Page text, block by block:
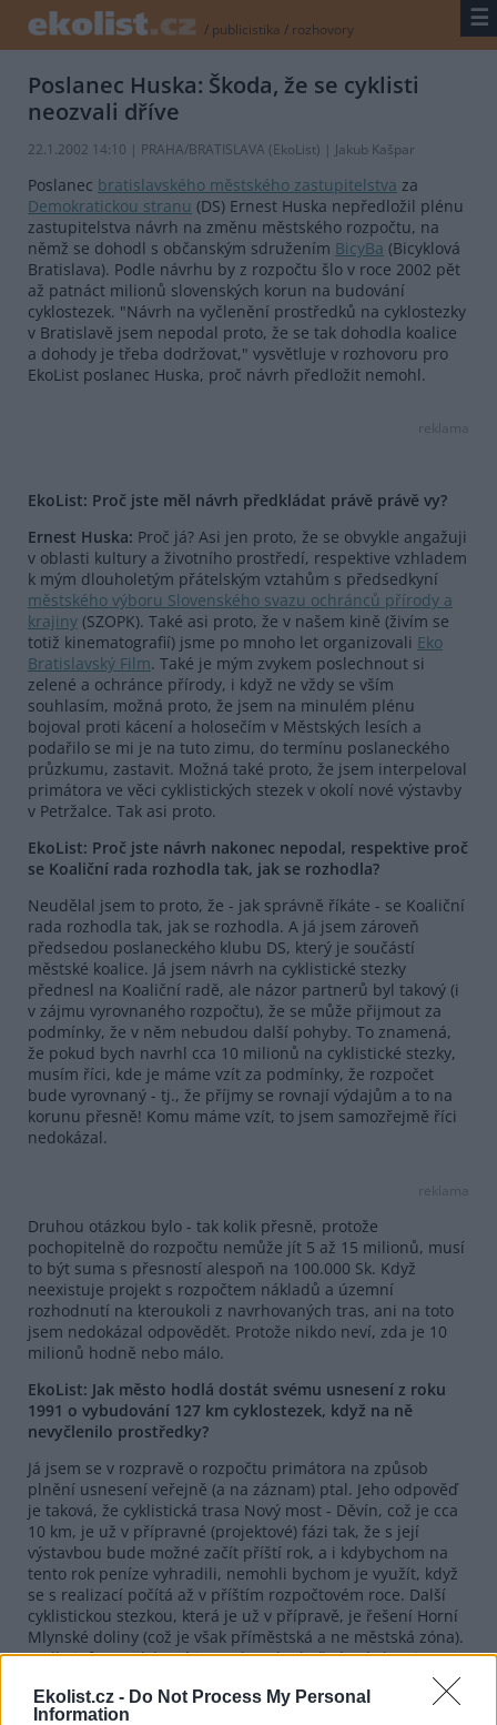
Ekolist.cz - Do Not Process My Personal
Information
/ publicistika / rozhovory ☰
Poslanec Huska: Škoda, že se cyklisti
neozvali dříve
22.1.2002 14:10 | PRAHA/BRATISLAVA (EkoList) | Jakub Kašpar
Poslanec bratislavského městského zastupitelstva za
Demokratickou stranu (DS) Ernest Huska nepředložil plénu
zastupitelstva návrh na změnu městského rozpočtu, na
němž se dohodl s občanským sdružením BicyBa (Bicyklová
Bratislava). Podle návrhu by z rozpočtu šlo v roce 2002 pět
až patnáct milionů slovenských korun na budování
cyklostezek. "Návrh na vyčlenění prostředků na cyklostezky
v Bratislavě jsem nepodal proto, že se tak dohodla koalice
a dohody je třeba dodržovat," vysvětluje v rozhovoru pro
EkoList poslanec Huska, proč návrh předložit nemohl.
reklama
EkoList: Proč jste měl návrh předkládat právě právě vy?
Ernest Huska: Proč já? Asi jen proto, že se obvykle angažuji
v oblasti kultury a životního prostředí, respektive vzhladem
k mým dlouholetým přátelským vztahům s předsedkyní
městského výboru Slovenského svazu ochránců přírody a
krajiny (SZOPK). Také asi proto, že v našem kině (živím se
totiž kinematografií) jsme po mnoho let organizovali Eko
Bratislavský Film. Také je mým zvykem poslechnout si
zelené a ochránce přírody, i když ne vždy se vším
souhlasím, možná proto, že jsem na minulém plénu
bojoval proti kácení a holosečím v Městských lesích a
podařilo se mi je na tuto zimu, do termínu poslaneckého
průzkumu, zastavit. Možná také proto, že jsem interpeloval
primátora ve věci cyklistických stezek v okolí nové výstavby
v Petržalce. Tak asi proto.
EkoList: Proč jste návrh nakonec nepodal, respektive proč
se Koaliční rada rozhodla tak, jak se rozhodla?
Neudělal jsem to proto, že - jak správně říkáte - se Koaliční
rada rozhodla tak, jak se rozhodla. A já jsem zároveň
předsedou poslaneckého klubu DS, který je součástí
městské koalice. Já jsem návrh na cyklistické stezky
přednesl na Koaliční radě, ale názor partnerů byl takový (i
v zájmu vyrovnaného rozpočtu), že se může přijmout za
podmínky, že v něm nebudou další pohyby. To znamená,
že pokud bych navrhl cca 10 milionů na cyklistické stezky,
musím říci, kde je máme vzít za podmínky, že rozpočet
bude vyrovnaný - tj., že příjmy se rovnají výdajům a to na
korunu přesně! Komu máme vzít, to jsem samozřejmě říci
nedokázal.
reklama
Druhou otázkou bylo - tak kolik přesně, protože
pochopitelně do rozpočtu nemůže jít 5 až 15 milionů, musí
to být suma s přesností alespoň na 100.000 Sk. Když
neexistuje projekt s rozpočtem nákladů a územní
rozhodnutí na kteroukoli z navrhovaných tras, ani na toto
jsem nedokázal odpovědět. Protože nikdo neví, zda je 10
milionů hodně nebo málo.
EkoList: Jak město hodlá dostát svému usnesení z roku
1991 o vybudování 127 km cyklostezek, když na ně
nevyčlenilo prostředky?
Já jsem se v rozpravě o rozpočtu primátora na způsob
plnění usnesení veřejně (a na záznam) ptal. Jeho odpověď
je taková, že cyklistická trasa Nový most - Děvín, což je cca
10 km, je už v přípravné (projektové) fázi tak, že s její
výstavbou bude možné začít příští rok, a i kdybychom na
tento rok peníze vyhradili, nemohli bychom je využít, když
se s realizací počítá až v příštím rozpočtovém roce. Další
cyklistickou stezkou, která je už v přípravě, je řešení Horní
Mlynské doliny (což je však příměstská a ne městská zóna).
Podle informací, které jsem dostal od předsedy komise
rozpracovaném stavu.